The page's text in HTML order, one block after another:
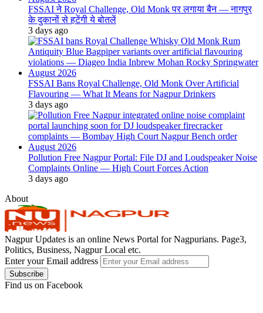
FSSAI ने Royal Challenge, Old Monk पर लगाया बैन — नागपुर
के दुकानों से हटेंगी ये बोतलें
3 days ago
FSSAI Bans Royal Challenge, Old Monk Over Artificial
Flavouring — What It Means for Nagpur Drinkers
3 days ago
Pollution Free Nagpur Portal: File DJ and Loudspeaker Noise
Complaints Online — High Court Forces Action
3 days ago
About
Nagpur Updates is an online News Portal for Nagpurians. Page3,
Politics, Business, Nagpur Local etc.
Enter your Email address
Find us on Facebook